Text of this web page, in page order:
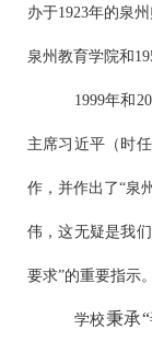
办于1923年的泉
泉州教育学院和
1999年和
主席习近平（时
作，并作出了“泉
伟，这无疑是我
要求”的重要指示。
学校 秉承